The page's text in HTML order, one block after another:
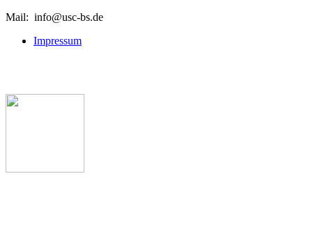
Mail: info@usc-bs.de
Impressum